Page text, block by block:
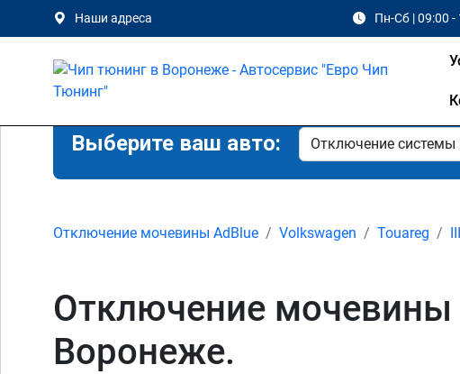
Наши адреса Пн-Сб | 09:00 -
Выберите ваш авто:
Отключение мочевины AdBlue Volkswagen Touareg
Отключение мочевины
Воронеже.